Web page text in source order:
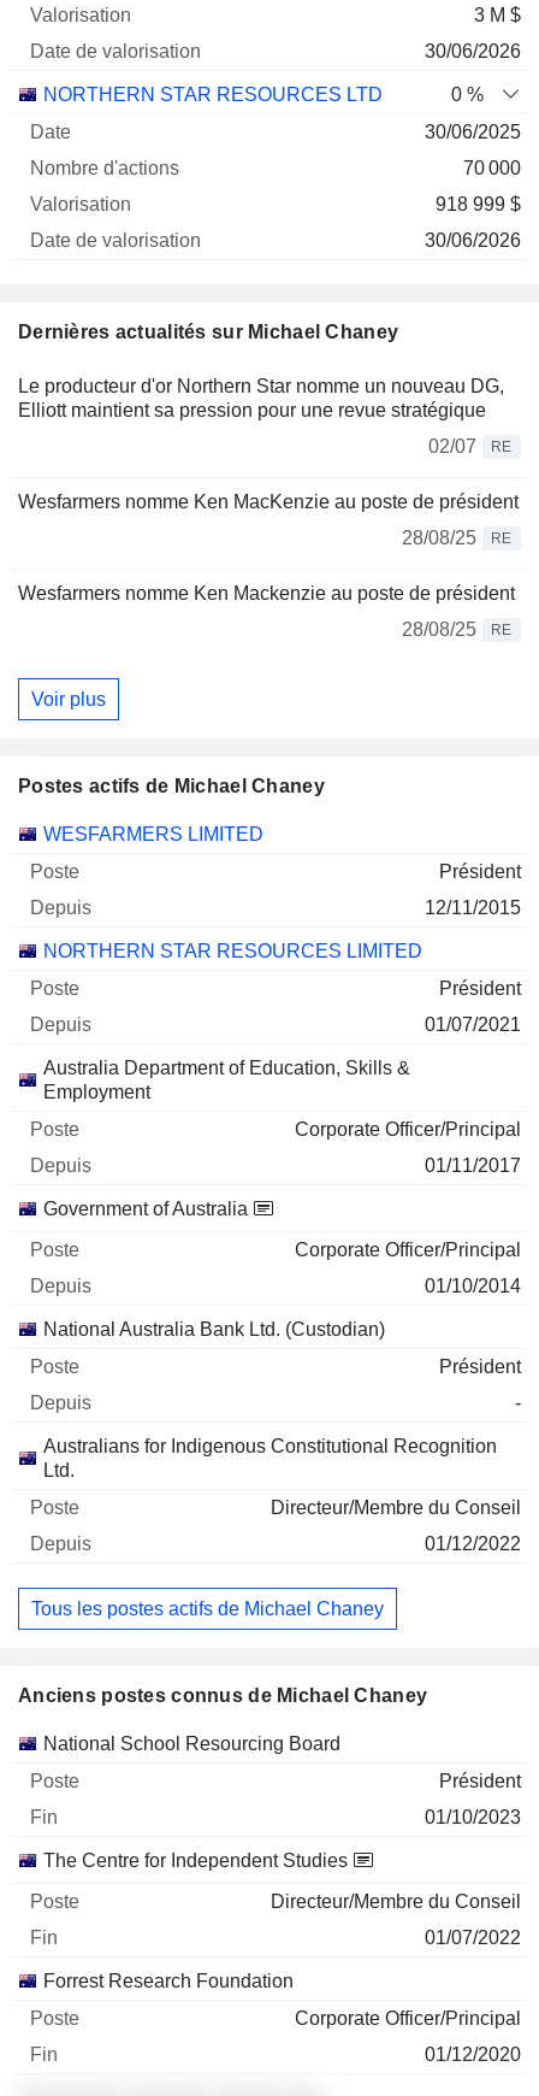
3 M $
30/06/2026
NORTHERN STAR RESOURCES LTD
0 %
30/06/2025
70 000
918 999 $
30/06/2026
Dernières actualités sur Michael Chaney
Le producteur d'or Northern Star nomme un nouveau DG,
Elliott maintient sa pression pour une revue stratégique
02/07
RE
Wesfarmers nomme Ken MacKenzie au poste de président
28/08/25
RE
Wesfarmers nomme Ken Mackenzie au poste de président
28/08/25
RE
Voir plus
Postes actifs de Michael Chaney
Sociétés Poste Début
WESFARMERS LIMITED
Président
12/11/2015
NORTHERN STAR RESOURCES LIMITED
Président
01/07/2021
Australia Department of Education, Skills &
Employment
Corporate Officer/Principal
01/11/2017
Government of Australia
Corporate Officer/Principal
01/10/2014
National Australia Bank Ltd. (Custodian)
Président
-
Australians for Indigenous Constitutional Recognition
Ltd.
Directeur/Membre du Conseil
01/12/2022
Tous les postes actifs de Michael Chaney
Anciens postes connus de Michael Chaney
Sociétés Poste Fin
National School Resourcing Board
Président
01/10/2023
The Centre for Independent Studies
Directeur/Membre du Conseil
01/07/2022
Forrest Research Foundation
Corporate Officer/Principal
01/12/2020